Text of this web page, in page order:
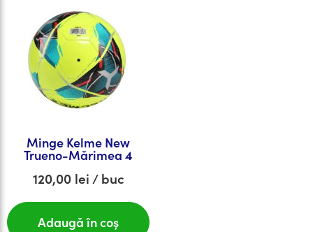
Minge Kelme New
Trueno-Mărimea 4
120,00 lei / buc
Adaugă în coș